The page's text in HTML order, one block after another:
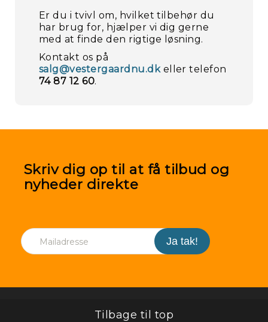
Er du i tvivl om, hvilket tilbehør du
har brug for, hjælper vi dig gerne
med at finde den rigtige løsning.
Kontakt os på
salg@vestergaardnu.dkeller telefon
74 87 12 60.
Skriv dig op til at få tilbud og
nyheder direkte
Tilbage til top